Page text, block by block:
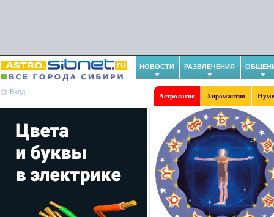
НОВОСТИ РАЗВЛЕЧЕНИЯ
Вход
Астрология Хиромантия